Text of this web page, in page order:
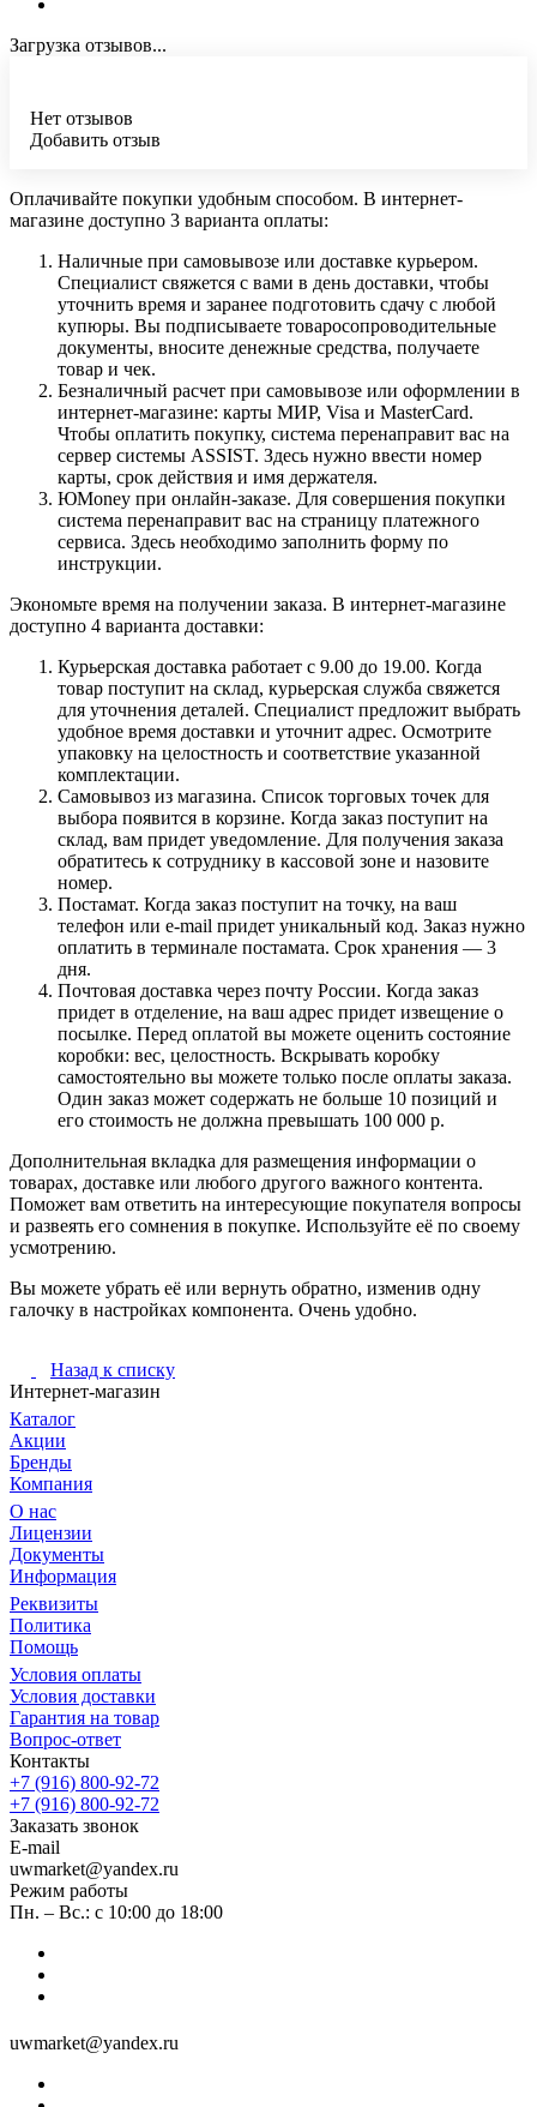
Загрузка отзывов...
Нет отзывов
Добавить отзыв
Оплачивайте покупки удобным способом. В интернет-
магазине доступно 3 варианта оплаты:
Наличные при самовывозе или доставке курьером.
Специалист свяжется с вами в день доставки, чтобы
уточнить время и заранее подготовить сдачу с любой
купюры. Вы подписываете товаросопроводительные
документы, вносите денежные средства, получаете
товар и чек.
Безналичный расчет при самовывозе или оформлении в
интернет-магазине: карты МИР, Visa и MasterCard.
Чтобы оплатить покупку, система перенаправит вас на
сервер системы ASSIST. Здесь нужно ввести номер
карты, срок действия и имя держателя.
ЮMoney при онлайн-заказе. Для совершения покупки
система перенаправит вас на страницу платежного
сервиса. Здесь необходимо заполнить форму по
инструкции.
Экономьте время на получении заказа. В интернет-магазине
доступно 4 варианта доставки:
Курьерская доставка работает с 9.00 до 19.00. Когда
товар поступит на склад, курьерская служба свяжется
для уточнения деталей. Специалист предложит выбрать
удобное время доставки и уточнит адрес. Осмотрите
упаковку на целостность и соответствие указанной
комплектации.
Самовывоз из магазина. Список торговых точек для
выбора появится в корзине. Когда заказ поступит на
склад, вам придет уведомление. Для получения заказа
обратитесь к сотруднику в кассовой зоне и назовите
номер.
Постамат. Когда заказ поступит на точку, на ваш
телефон или e-mail придет уникальный код. Заказ нужно
оплатить в терминале постамата. Срок хранения — 3
дня.
Почтовая доставка через почту России. Когда заказ
придет в отделение, на ваш адрес придет извещение о
посылке. Перед оплатой вы можете оценить состояние
коробки: вес, целостность. Вскрывать коробку
самостоятельно вы можете только после оплаты заказа.
Один заказ может содержать не больше 10 позиций и
его стоимость не должна превышать 100 000 р.
Дополнительная вкладка для размещения информации о
товарах, доставке или любого другого важного контента.
Поможет вам ответить на интересующие покупателя вопросы
и развеять его сомнения в покупке. Используйте её по своему
усмотрению.
Вы можете убрать её или вернуть обратно, изменив одну
галочку в настройках компонента. Очень удобно.
Назад к списку
Интернет-магазин
Каталог
Акции
Бренды
Компания
О нас
Лицензии
Документы
Информация
Реквизиты
Политика
Помощь
Условия оплаты
Условия доставки
Гарантия на товар
Вопрос-ответ
Контакты
+7 (916) 800-92-72
+7 (916) 800-92-72
Заказать звонок
E-mail
uwmarket@yandex.ru
Режим работы
Пн. – Вс.: с 10:00 до 18:00
uwmarket@yandex.ru